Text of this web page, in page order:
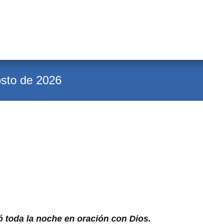
de 2026
toda la noche en oración con Dios.